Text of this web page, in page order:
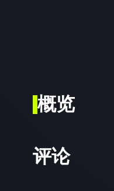
概览
评论